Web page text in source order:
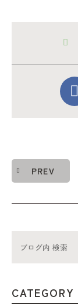
PREV
CATEGORY